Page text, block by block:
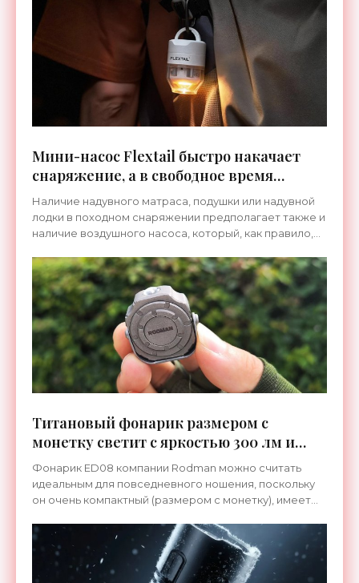
Мини-насос Flextail быстро накачает
снаряжение, а в свободное время
поработает фонариком - «Техника»
Наличие надувного матраса, подушки или надувной
лодки в походном снаряжении предполагает также и
наличие воздушного насоса, который, как правило,
Титановый фонарик размером с
монетку светит с яркостью 300 лм и
работает целый день - «Гаджеты»
Фонарик ED08 компании Rodman можно считать
идеальным для повседневного ношения, поскольку
он очень компактный (размером с монетку), имеет
всего